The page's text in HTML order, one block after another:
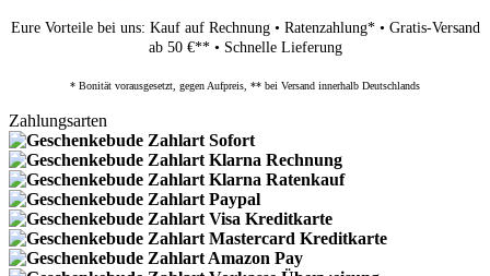
Eure Vorteile bei uns: Kauf auf Rechnung • Ratenzahlung* • Gratis-Versand
ab 50 €** • Schnelle Lieferung
* Bonität vorausgesetzt, gegen Aufpreis, ** bei Versand innerhalb Deutschlands
Zahlungsarten